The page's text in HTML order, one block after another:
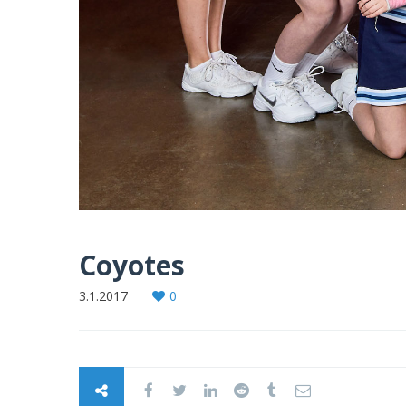
Coyotes
3.1.2017 0